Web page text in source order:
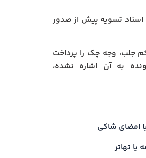
اسناد تسویه پیش از صدور
جلب، وجه چک را پرداخت
به آن اشاره نشده،
امضای شاکی
یا تهاتر